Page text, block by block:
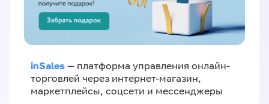
inSales — платформа управления онлайн-
торговлей через интернет-магазин,
маркетплейсы, соцсети и мессенджеры